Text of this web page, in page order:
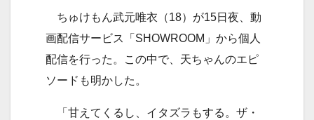
ちゅけもん武元唯衣（18）が15日夜、動
画配信サービス「SHOWROOM」から個人
配信を行った。この中で、天ちゃんのエピ
ソードも明かした。
「甘えてくるし、イタズラもする。ザ・